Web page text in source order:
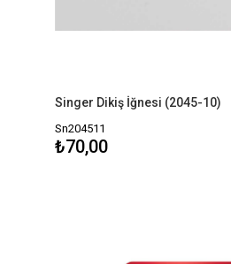
Singer Dikiş İğnesi (2045-10)
Sn204511
₺70,00